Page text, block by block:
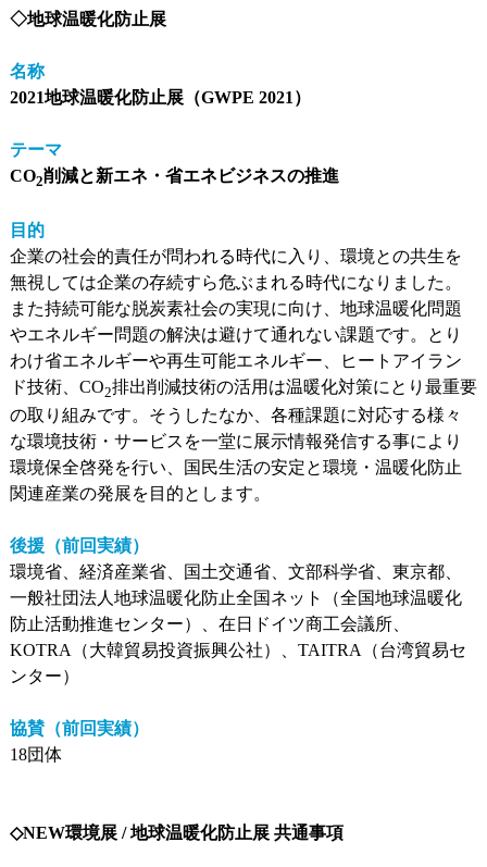
◇地球温暖化防止展
名称
2021地球温暖化防止展（GWPE 2021）
テーマ
CO2削減と新エネ・省エネビジネスの推進
目的
企業の社会的責任が問われる時代に入り、環境との共生を
無視しては企業の存続すら危ぶまれる時代になりました。
また持続可能な脱炭素社会の実現に向け、地球温暖化問題
やエネルギー問題の解決は避けて通れない課題です。とり
わけ省エネルギーや再生可能エネルギー、ヒートアイラン
ド技術、CO2排出削減技術の活用は温暖化対策にとり最重要
の取り組みです。そうしたなか、各種課題に対応する様々
な環境技術・サービスを一堂に展示情報発信する事により
環境保全啓発を行い、国民生活の安定と環境・温暖化防止
関連産業の発展を目的とします。
後援（前回実績）
環境省、経済産業省、国土交通省、文部科学省、東京都、
一般社団法人地球温暖化防止全国ネット（全国地球温暖化
防止活動推進センター）、在日ドイツ商工会議所、
KOTRA（大韓貿易投資振興公社）、TAITRA（台湾貿易セ
ンター）
協賛（前回実績）
18団体
◇NEW環境展 / 地球温暖化防止展 共通事項